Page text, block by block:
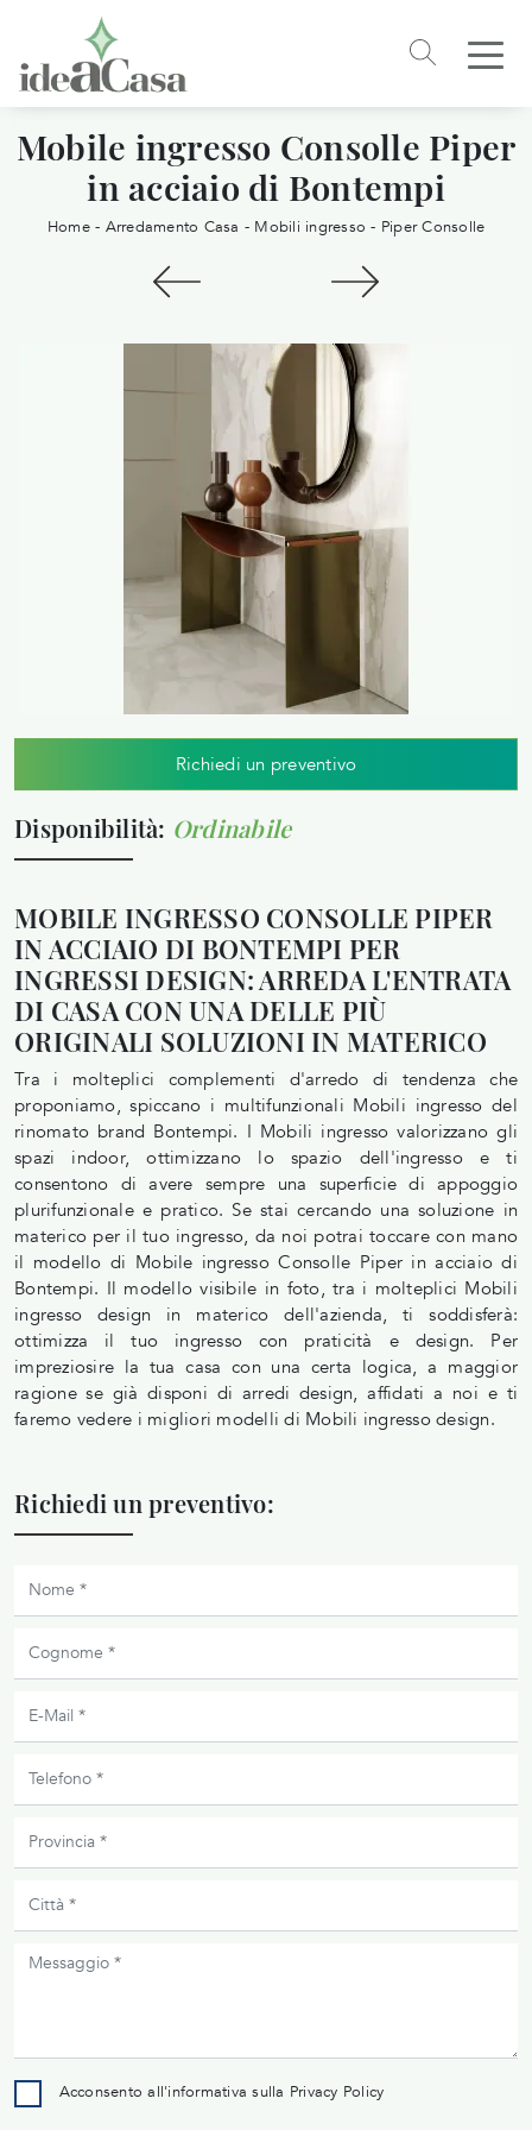
Mobile ingresso Consolle Piper
in acciaio di Bontempi
Home- Arredamento Casa - Mobili ingresso - Piper Consolle
Richiedi un preventivo
Disponibilità: Ordinabile
MOBILE INGRESSO CONSOLLE PIPER
IN ACCIAIO DI BONTEMPI PER
INGRESSI DESIGN: ARREDA L'ENTRATA
DI CASA CON UNA DELLE PIÙ
ORIGINALI SOLUZIONI IN MATERICO
Tra i molteplici complementi d'arredo di tendenza che
proponiamo, spiccano i multifunzionali Mobili ingresso del
rinomato brand Bontempi. I Mobili ingresso valorizzano gli
spazi indoor, ottimizzano lo spazio dell'ingresso e ti
consentono di avere sempre una superficie di appoggio
plurifunzionale e pratico. Se stai cercando una soluzione in
materico per il tuo ingresso, da noi potrai toccare con mano
il modello di Mobile ingresso Consolle Piper in acciaio di
Bontempi. Il modello visibile in foto, tra i molteplici Mobili
ingresso design in materico dell'azienda, ti soddisferà:
ottimizza il tuo ingresso con praticità e design. Per
impreziosire la tua casa con una certa logica, a maggior
ragione se già disponi di arredi design, affidati a noi e ti
faremo vedere i migliori modelli di Mobili ingresso design.
Richiedi un preventivo:
Acconsento all'informativa sulla Privacy Policy